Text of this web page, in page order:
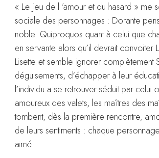
« Le jeu de l ‘amour et du hasard »
sociale des personnages : Dorante
noble. Quiproquos quant à celui que
en servante alors qu’il devrait
Lisette et semble ignorer
déguisements, d’échapper à leur
l’individu a se retrouver séduit par
amoureux des valets, les maîtres des
tombent, dès la première rencontre,
de leurs sentiments : chaque
aimé.